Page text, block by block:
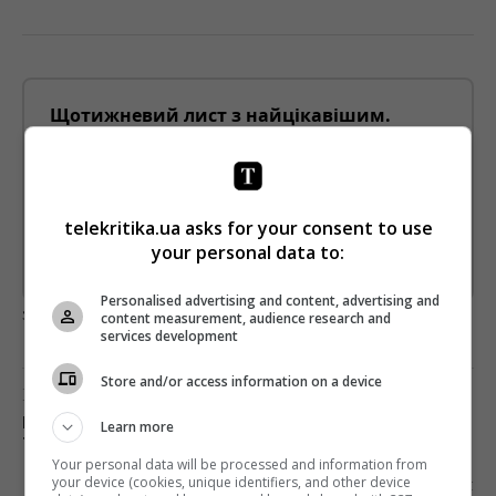
Щотижневий лист з найцікавішим.
Підпишіться ще раз, якщо не отримуєте від нас листи
Підписатись→
загрузка...
Попередня стаття
КРУТІШЕ ЗА 25-Й КАДР: У МЕРЕЖІ З’ЯВИВСЯ
ТРЕЙЛЕР «МЕСНИКІВ» З ПІСНЕЮ ВІТАСА
Наступна стаття
telekritika.ua asks for your consent to use
your personal data to:
Personalised advertising and content, advertising and
content measurement, audience research and
services development
Store and/or access information on a device
Learn more
Your personal data will be processed and information from
your device (cookies, unique identifiers, and other device